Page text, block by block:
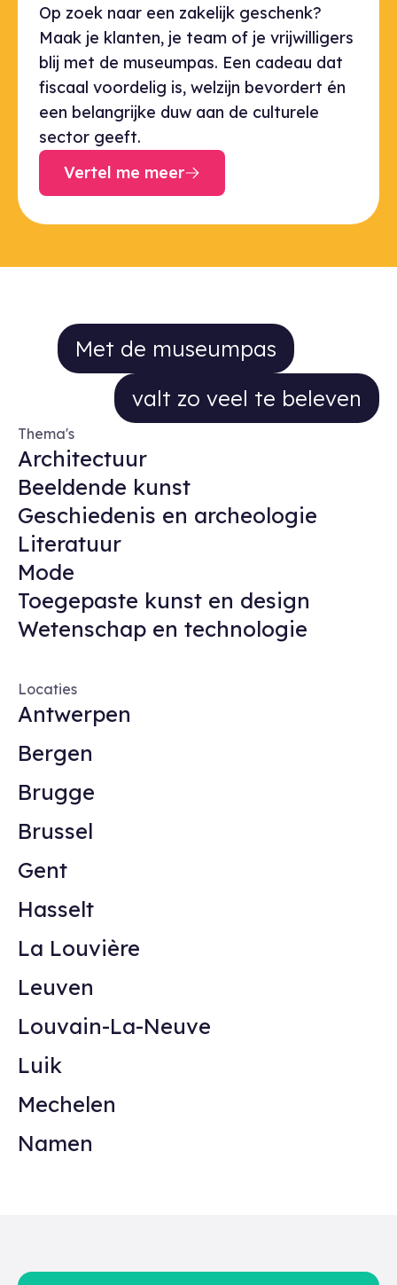
Op zoek naar een zakelijk geschenk?
Maak je klanten, je team of je vrijwilligers
blij met de museumpas. Een cadeau dat
fiscaal voordelig is, welzijn bevordert én
een belangrijke duw aan de culturele
sector geeft.
Vertel me meer
Met de museumpas valt zo veel
Met de museumpas
valt zo veel te beleven
Thema's
Architectuur
Beeldende kunst
Geschiedenis en archeologie
Literatuur
Mode
Toegepaste kunst en design
Wetenschap en technologie
Locaties
Antwerpen
Bergen
Brugge
Brussel
Gent
Hasselt
La Louvière
Leuven
Louvain-La-Neuve
Luik
Mechelen
Namen